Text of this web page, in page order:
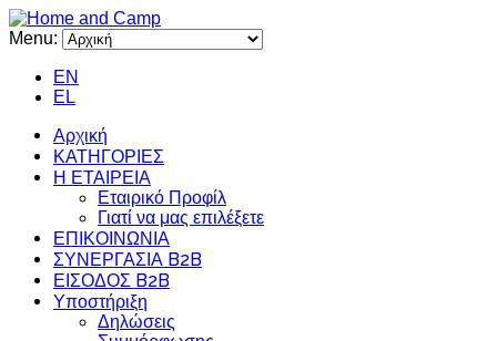
Menu:
EN
EL
Αρχική
ΚΑΤΗΓΟΡΙΕΣ
Η ΕΤΑΙΡΕΙΑ
Εταιρικό Προφίλ
Γιατί να μας επιλέξετε
ΕΠΙΚΟΙΝΩΝΙΑ
ΣΥΝΕΡΓΑΣΙΑ B2B
ΕΙΣΟΔΟΣ B2B
Υποστήριξη
Δηλώσεις